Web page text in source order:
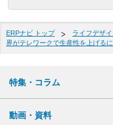
ERPナビ トップ ライフデザ
界がテレワークで生産性を上げる
特集・コラム
動画・資料